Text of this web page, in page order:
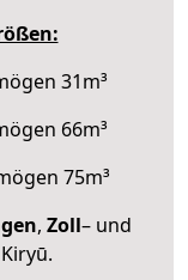
31m³
66m³
75m³
, Zoll– und